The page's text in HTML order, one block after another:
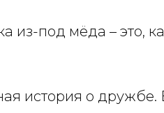
из-под мёда – это,
история о дружбе.